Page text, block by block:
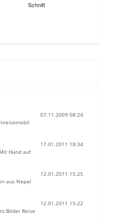
Schnitt
07.11.2009 08:24
17.01.2011 18:34
Hund auf
12.01.2011 15:25
aus Nepal
12.01.2011 15:22
Reise